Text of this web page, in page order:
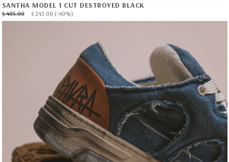
SANTHA MODEL 1 CUT DESTROYED BLACK
$ 405.00 $ 243.00 (-40%)